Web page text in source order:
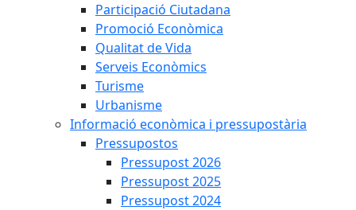
Participació Ciutadana
Promoció Econòmica
Qualitat de Vida
Serveis Econòmics
Turisme
Urbanisme
Informació econòmica i pressupostària
Pressupostos
Pressupost 2026
Pressupost 2025
Pressupost 2024